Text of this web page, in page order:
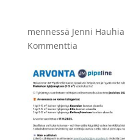
mennessä Jenni Hauhia
Kommenttia